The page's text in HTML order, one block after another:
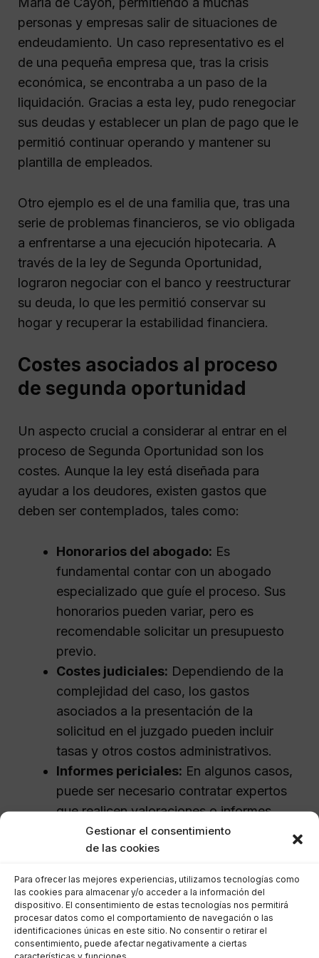
Gestionar el consentimiento
de las cookies
Para ofrecer las mejores experiencias, utilizamos tecnologías como
las cookies para almacenar y/o acceder a la información del
dispositivo. El consentimiento de estas tecnologías nos permitirá
procesar datos como el comportamiento de navegación o las
identificaciones únicas en este sitio. No consentir o retirar el
consentimiento, puede afectar negativamente a ciertas
características y funciones.
personas y empresas salir de situaciones de
endeudamiento. Un caso representativo es el
de una pequeña empresa que, tras la crisis
económica, se encontraba a un paso de la
liquidación. Gracias a esta ley, pudo renegociar
sus deudas y establecer un plan de pago que le
permitió continuar operando y mantener su
plantilla de empleados.
Otro ejemplo es el de una familia que, tras una
serie de problemas financieros, se vio obligada
a enfrentarse a una ejecución hipotecaria. A
través de la ley de Segunda Oportunidad,
lograron negociar con el banco y reestructurar
su deuda, lo que les permitió conservar su
hogar y recuperar la estabilidad financiera.
Costes asociados al proceso
de segunda oportunidad
Un aspecto crucial a considerar al entrar en el
proceso de Segunda Oportunidad son los
costes. Aunque la ley está diseñada para
ayudar a los deudores, existen gastos que
deben ser contemplados, tales como:
Honorarios del abogado: Es
fundamental contar con un abogado
especializado que guíe el proceso. Sus
honorarios pueden variar, pero es
recomendable solicitar un presupuesto
previo.
Costes judiciales: Dependiendo de la
complejidad del caso, los gastos
asociados a la presentación de la
solicitud en el juzgado pueden incluir
tasas y otros costos administrativos.
Informes periciales: En algunos casos,
puede ser necesario contratar expertos
que realicen valoraciones o informes
sobre la situación financiera del deudor.
existen costes asociados, el beneficio a largo
plazo de liberarse de deudas puede superar
con creces la inversión inicial. La asesoría de un
abogado especializado puede facilitar la